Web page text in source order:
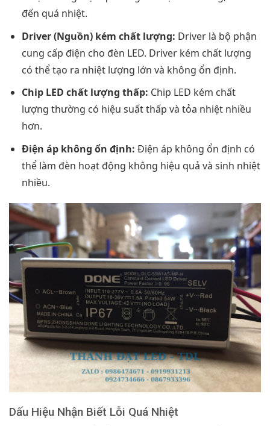
đến quá nhiệt.
Driver (Nguồn) kém chất lượng: Driver là bộ phận
cung cấp điện cho đèn LED. Driver kém chất lượng
có thể tạo ra nhiệt lượng lớn và không ổn định.
Chip LED chất lượng thấp: Chip LED kém chất
lượng thường có hiệu suất thấp và tỏa nhiệt nhiều
hơn.
Điện áp không ổn định: Điện áp không ổn định có
thể làm đèn hoạt động không hiệu quả và sinh nhiệt
nhiều.
Dấu Hiệu Nhận Biết Lỗi Quá Nhiệt